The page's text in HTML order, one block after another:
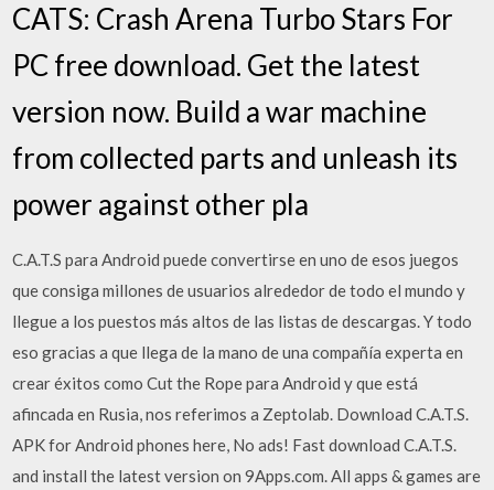
CATS: Crash Arena Turbo Stars For
PC free download. Get the latest
version now. Build a war machine
from collected parts and unleash its
power against other pla
C.A.T.S para Android puede convertirse en uno de esos juegos
que consiga millones de usuarios alrededor de todo el mundo y
llegue a los puestos más altos de las listas de descargas. Y todo
eso gracias a que llega de la mano de una compañía experta en
crear éxitos como Cut the Rope para Android y que está
afincada en Rusia, nos referimos a Zeptolab. Download C.A.T.S.
APK for Android phones here, No ads! Fast download C.A.T.S.
and install the latest version on 9Apps.com. All apps & games are